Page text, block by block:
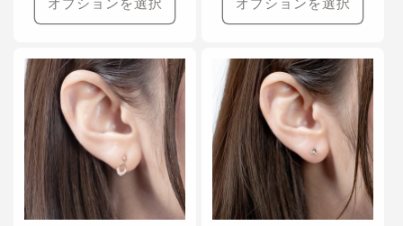
格
オプションを選択 オプションを選択